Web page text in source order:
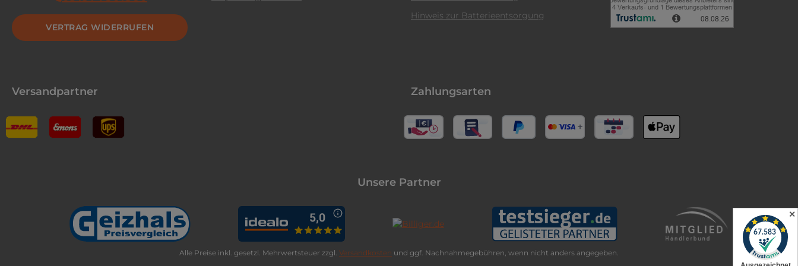
VERTRAG WIDERRUFEN
Hinweis zur Batterieentsorgung
Versandpartner Zahlungsarten
Unsere Partner
Alle Preise inkl. gesetzl. Mehrwertsteuer zzgl. Versandkosten und ggf. Nachnahmegebühren, wenn nicht anders angegeben.
✕